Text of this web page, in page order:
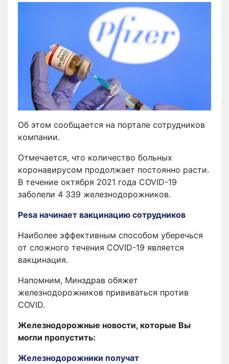
Об этом сообщается на портале сотрудников
компании.
Отмечается, что количество больных
коронавирусом продолжает постоянно расти.
В течение октября 2021 года COVID-19
заболели 4 339 железнодорожников.
Pesa начинает вакцинацию сотрудников
Наиболее эффективным способом уберечься
от сложного течения COVID-19 является
вакцинация.
Напомним, Минздрав обяжет
железнодорожников прививаться против
COVID.
Железнодорожные новости, которые Вы
могли пропустить:
Железнодорожники получат